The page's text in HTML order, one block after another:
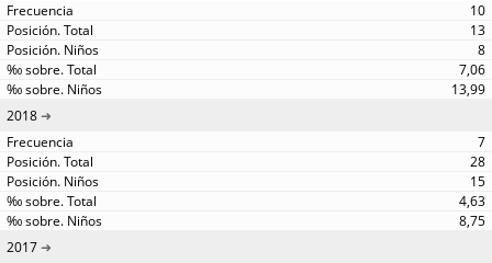
10
13
8
7,06
13,99
2018
7
28
15
4,63
8,75
2017